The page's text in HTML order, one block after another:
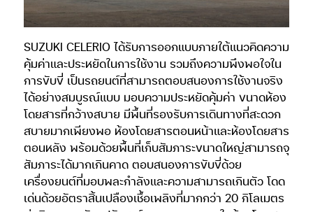
SUZUKI CELERIO ได้รับการออกแบบภายใต้แนวคิดความ
คุ้มค่าและประหยัดในการใช้งาน รวมถึงความพึงพอใจใน
การขับขี่ เป็นรถยนต์ที่สามารถตอบสนองการใช้งานจริง
ได้อย่างสมบูรณ์แบบ มอบความประหยัดคุ้มค่า ขนาดห้อง
โดยสารที่กว้างสบาย มีพื้นที่รองรับการเดินทางที่สะดวก
สบายมากเพียงพอ ห้องโดยสารตอนหน้าและห้องโดยสาร
ตอนหลัง พร้อมด้วยพื้นที่เก็บสัมภาระขนาดใหญ่สามารถจุ
สัมภาระได้มากเกินคาด ตอบสนองการขับขี่ด้วย
เครื่องยนต์ที่มอบพละกำลังและความสามารถเกินตัว โดด
เด่นด้วยอัตราสิ้นเปลืองเชื้อเพลิงที่มากกว่า 20 กิโลเมตร